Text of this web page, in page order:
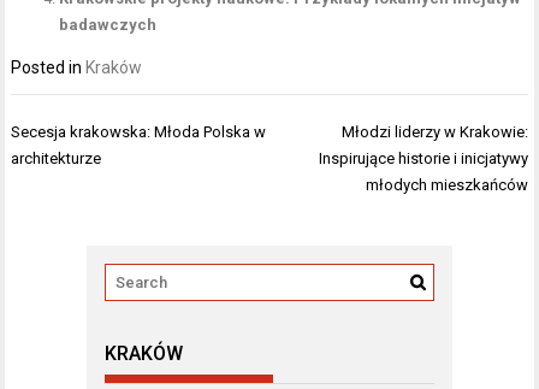
badawczych
Posted in Kraków
Nawigacja
wpisu
Secesja krakowska: Młoda Polska w
architekturze
Młodzi liderzy w Krakowie:
Inspirujące historie i inicjatywy
młodych mieszkańców
KRAKÓW